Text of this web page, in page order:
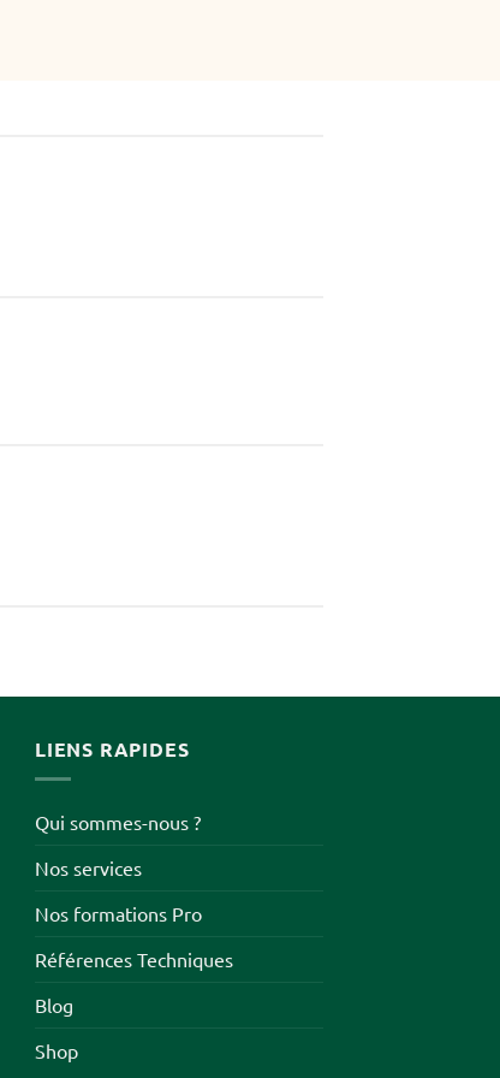
LIENS RAPIDES
Qui sommes-nous ?
Nos services
Nos formations Pro
Références Techniques
Blog
Shop